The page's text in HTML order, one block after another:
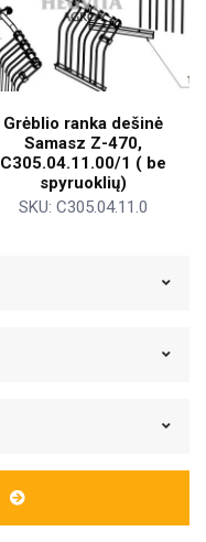
Grėblio ranka dešinė
Samasz Z-470,
C305.04.11.00/1 ( be
spyruoklių)
SKU: C305.04.11.0